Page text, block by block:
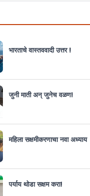
भारताचे वास्तववादी उत्तर !
जुनी माती अन् जुनेच वळण!
महिला सक्षमीकरणाचा नवा अध्याय
पर्याय थोडा सक्षम करा!